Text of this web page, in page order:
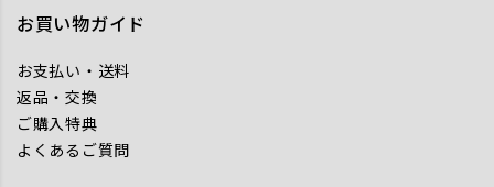
お買い物ガイド
お支払い・送料
返品・交換
ご購入特典
よくあるご質問